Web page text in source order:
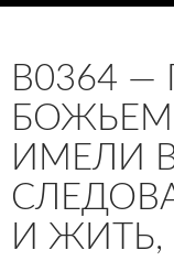
B0364
ИМЕЛИ
И